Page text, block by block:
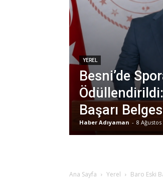
YEREL
Besni’de
Başarı
Haber Adıyaman - 8 Ağustos
Ana Sayfa Yerel Baro Eski